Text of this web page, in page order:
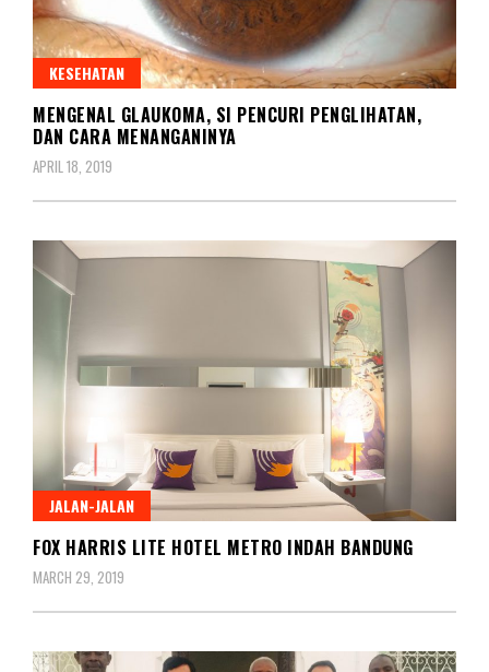
KESEHATAN
MENGENAL GLAUKOMA, SI PENCURI PENGLIHATAN,
DAN CARA MENANGANINYA
APRIL 18, 2019
JALAN-JALAN
FOX HARRIS LITE HOTEL METRO INDAH BANDUNG
MARCH 29, 2019